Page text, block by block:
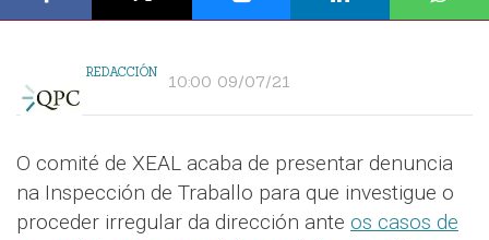
REDACCIÓN 10:00 09/07/21
O comité de XEAL acaba de presentar denuncia
na Inspección de Traballo para que investigue o
proceder irregular da dirección ante os casos de